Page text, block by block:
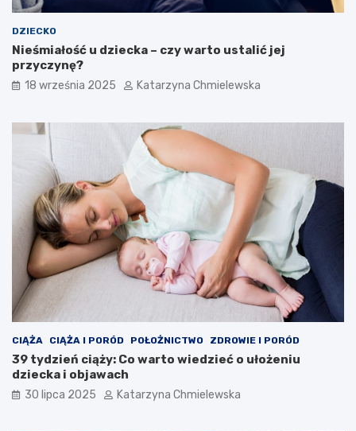
DZIECKO
Nieśmiałość u dziecka – czy warto ustalić jej
przyczynę?
18 września 2025 Katarzyna Chmielewska
CIĄŻA CIĄŻA I PORÓD POŁOŻNICTWO ZDROWIE I PORÓD
39 tydzień ciąży: Co warto wiedzieć o ułożeniu
dziecka i objawach
30 lipca 2025 Katarzyna Chmielewska